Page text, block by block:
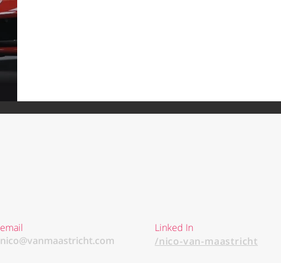
email
nico@vanmaastricht.com
Linked In
/nico-van-maastricht